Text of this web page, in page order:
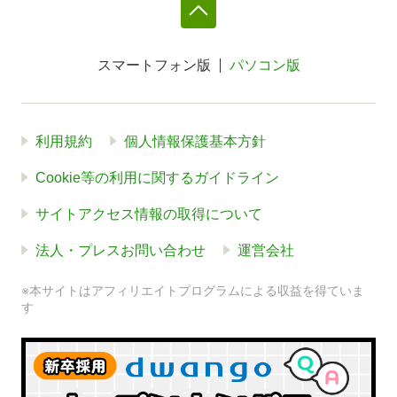
スマートフォン版 パソコン版
利用規約 個人情報保護基本方針
Cookie等の利用に関するガイドライン
サイトアクセス情報の取得について
法人・プレスお問い合わせ 運営会社
※本サイトはアフィリエイトプログラムによる収益を得ていま
す